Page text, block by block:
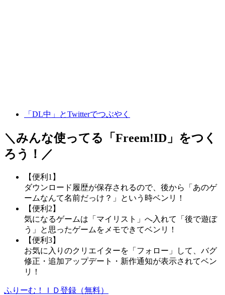
「DL中」とTwitterでつぶやく
＼みんな使ってる「 Freem!ID 」をつく
ろう！／
【便利1】
ダウンロード履歴が保存されるので、後から「あのゲ
ームなんて名前だっけ？」という時ベンリ！
【便利2】
気になるゲームは「マイリスト」へ入れて「後で遊ぼ
う」と思ったゲームをメモできてベンリ！
【便利3】
お気に入りのクリエイターを「フォロー」して、バグ
修正・追加アップデート・新作通知が表示されてベン
リ！
ふりーむ！ＩＤ登録（無料）